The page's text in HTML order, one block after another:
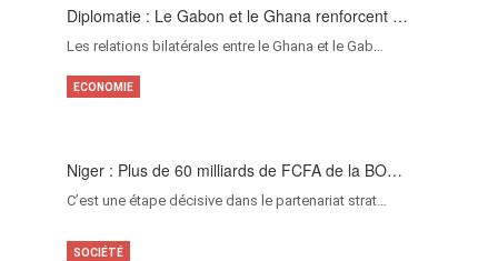
Diplomatie : Le Gabon et le Ghana renforcent …
Les relations bilatérales entre le Ghana et le Gab…
Niger : Plus de 60 milliards de FCFA de la BO…
C’est une étape décisive dans le partenariat strat…
ECONOMIE
SOCIÉTÉ